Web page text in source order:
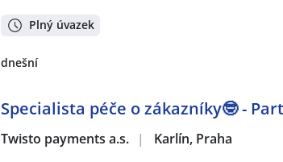
Plný úvazek
dnešní
Specialista péče o zákazníky🤓 -
Twisto payments a.s. | Karlín, Praha